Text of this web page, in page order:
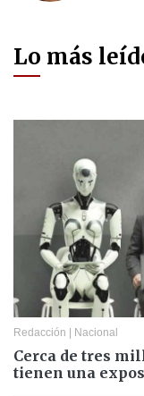
Lo más
Redacción Nacional
Cerca de tres
tienen una